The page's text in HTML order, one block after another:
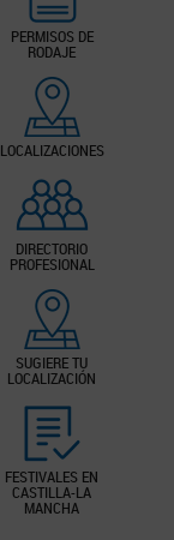
PERMISOS DE
RODAJE
LOCALIZACIONES
DIRECTORIO
PROFESIONAL
SUGIERE TU
LOCALIZACIÓN
FESTIVALES EN
CASTILLA-LA
MANCHA